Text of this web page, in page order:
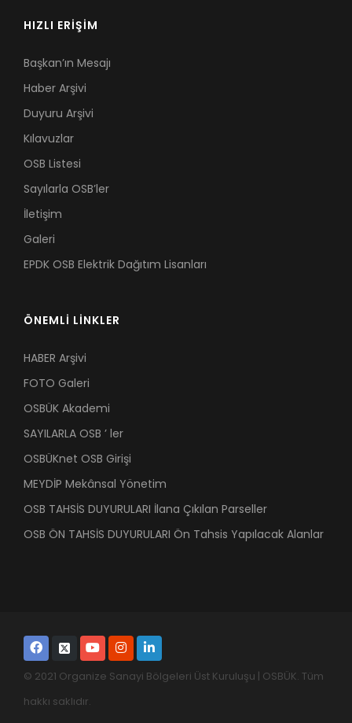
HIZLI ERİŞİM
Başkan’ın Mesajı
Haber Arşivi
Duyuru Arşivi
Kılavuzlar
OSB Listesi
Sayılarla OSB’ler
İletişim
Galeri
EPDK OSB Elektrik Dağıtım Lisanları
ÖNEMLİ LİNKLER
HABER Arşivi
FOTO Galeri
OSBÜK Akademi
SAYILARLA OSB ’ ler
OSBÜKnet OSB Girişi
MEYDİP Mekânsal Yönetim
OSB TAHSİS DUYURULARI İlana Çıkılan Parseller
OSB ÖN TAHSİS DUYURULARI Ön Tahsis Yapılacak Alanlar
© 2021 Organize Sanayi Bölgeleri Üst Kuruluşu | OSBÜK. Tüm
hakkı saklıdır.